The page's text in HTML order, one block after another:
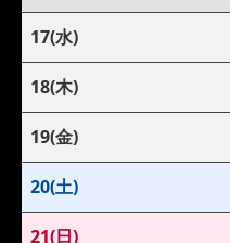
17(水)
18(木)
19(金)
20(土)
21(日)